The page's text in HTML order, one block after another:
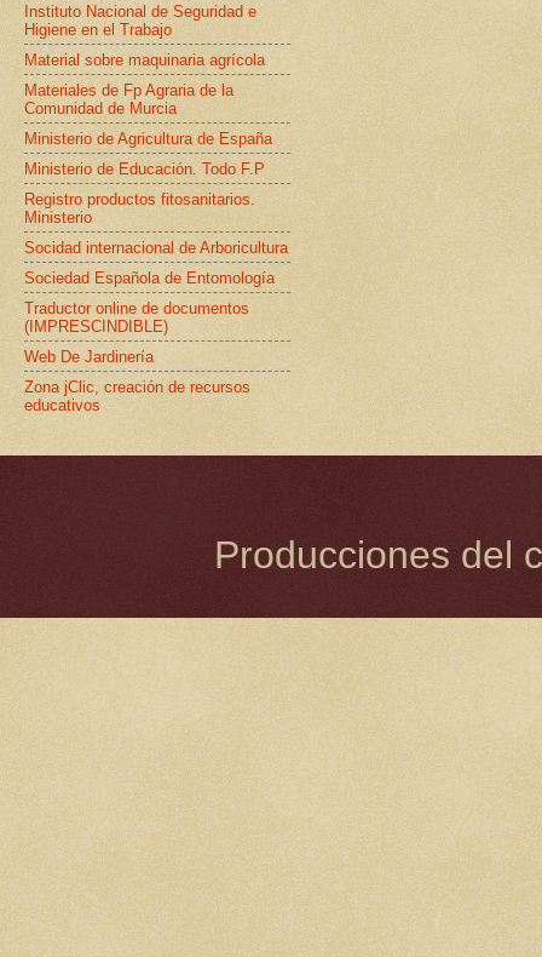
Instituto Nacional de Seguridad e
Higiene en el Trabajo
Material sobre maquinaria agrícola
Materiales de Fp Agraria de la
Comunidad de Murcia
Ministerio de Agricultura de España
Ministerio de Educación. Todo F.P
Registro productos fitosanitarios.
Ministerio
Socidad internacional de Arboricultura
Sociedad Española de Entomología
Traductor online de documentos
(IMPRESCINDIBLE)
Web De Jardinería
Zona jClic, creación de recursos
educativos
Producciones del